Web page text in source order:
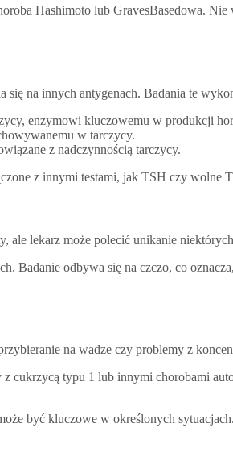
Hashimoto lub GravesBasedowa.
na innych antygenach. Badania te
enzymowi kluczowemu w produkcji
w tarczycy.
z nadczynnością tarczycy.
z innymi testami, jak TSH czy wolne
ale lekarz może polecić unikanie
odbywa się na czczo, co
na wadze czy problemy z
cukrzycą typu 1 lub innymi chorobami
być kluczowe w określonych